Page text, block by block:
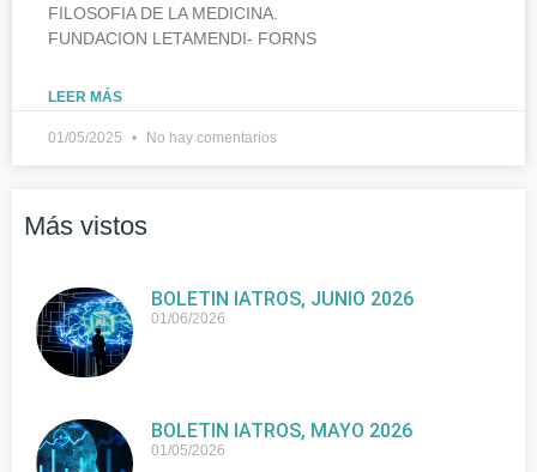
FILOSOFIA DE LA MEDICINA.
FUNDACION LETAMENDI- FORNS
LEER MÁS
01/05/2025 No hay comentarios
Más vistos
BOLETIN IATROS, JUNIO 2026
01/06/2026
BOLETIN IATROS, MAYO 2026
01/05/2026